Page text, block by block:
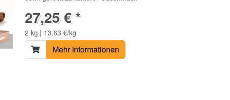
27,25 € *
2 kg | 13,63 €/kg
Mehr Informationen